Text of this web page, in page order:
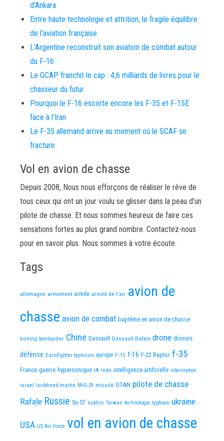
d’Ankara
Entre haute technologie et attrition, le fragile équilibre
de l’aviation française
L’Argentine reconstruit son aviation de combat autour
du F-16
Le GCAP franchit le cap : 4,6 milliards de livres pour le
chasseur du futur
Pourquoi le F-16 escorte encore les F-35 et F-15E
face à l’Iran
Le F-35 allemand arrive au moment où le SCAF se
fracture
Vol en avion de chasse
Depuis 2008, Nous nous efforçons de réaliser le rêve de
tous ceux qui ont un jour voulu se glisser dans la peau d’un
pilote de chasse. Et nous sommes heureux de faire ces
sensations fortes au plus grand nombre. Contactez-nous
pour en savoir plus. Nous sommes à votre écoute.
Tags
allemagne armement armée armée de l'air avion de
chasse avion de combat baptême en avion de chasse
boeing bombardier Chine Dassault Dassault Rafale drone drones
défense Eurofighter typhoon europe F-15 f-16 F-22 Raptor f-35
France guerre hypersonique IA Inde intelligence artificielle interception
israel lockheed martin MiG-29 missile OTAN pilote de chasse
Rafale Russie Su-57 sukhoi Taiwan technologie typhoon ukraine
USA US Air Force vol en avion de chasse